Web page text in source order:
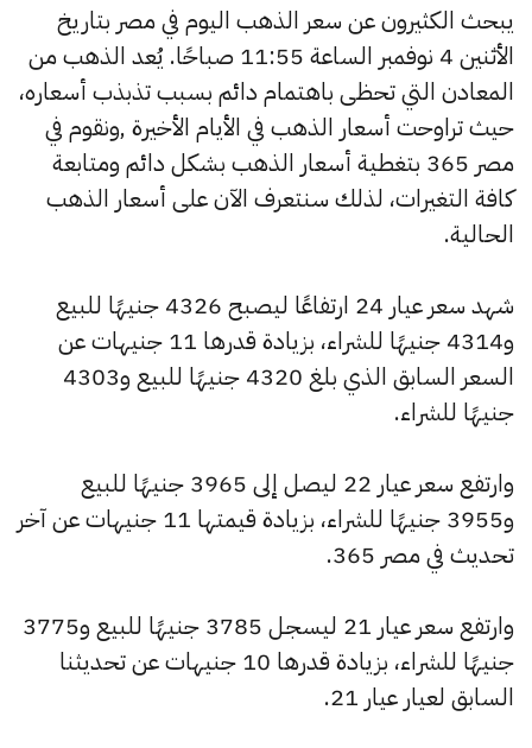
يبحث الكثيرون عن سعر الذهب اليوم في مصر بتاريخ
الأثنين 4 نوفمبر الساعة 11:55 صباحًا. يُعد الذهب من
المعادن التي تحظى باهتمام دائم بسبب تذبذب أسعاره،
حيث تراوحت أسعار الذهب في الأيام الأخيرة ,ونقوم في
مصر 365 بتغطية أسعار الذهب بشكل دائم ومتابعة
كافة التغيرات، لذلك سنتعرف الآن على أسعار الذهب
الحالية.
شهد سعر عيار 24 ارتفاعًا ليصبح 4326 جنيهًا للبيع
و4314 جنيهًا للشراء، بزيادة قدرها 11 جنيهات عن
السعر السابق الذي بلغ 4320 جنيهًا للبيع و4303
جنيهًا للشراء.
وارتفع سعر عيار 22 ليصل إلى 3965 جنيهًا للبيع
و3955 جنيهًا للشراء، بزيادة قيمتها 11 جنيهات عن آخر
تحديث في مصر 365.
وارتفع سعر عيار 21 ليسجل 3785 جنيهًا للبيع و3775
جنيهًا للشراء، بزيادة قدرها 10 جنيهات عن تحديثنا
السابق لعيار عيار 21.